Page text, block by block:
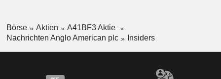
Börse Aktien
A41BF3 Aktie
Nachrichten Anglo American plc
Insiders